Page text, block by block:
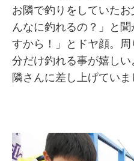
お隣で釣りをしていた
んなに釣れるの？」と
すから！」とドヤ顔。
分だけ釣れる事が嬉し
隣さんに差し上げていま